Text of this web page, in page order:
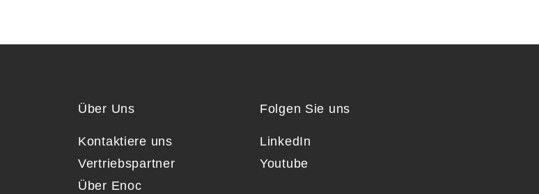
Über Uns
Kontaktiere uns
Vertriebspartner
Über Enoc
Folgen Sie uns
LinkedIn
Youtube